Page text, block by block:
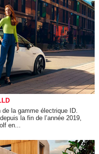
la gamme électrique ID.
la fin de l’année 2019,
en...